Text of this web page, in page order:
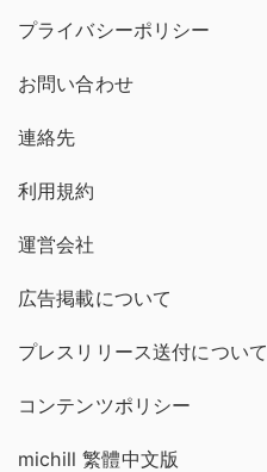
プライバシーポリシー
お問い合わせ
連絡先
利用規約
運営会社
広告掲載について
プレスリリース送付について
コンテンツポリシー
michill 繁體中文版